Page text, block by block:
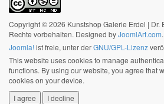
Copyright © 2026 Kunstshop Galerie Erdel | Dr.
Rechte vorbehalten. Designed byJoomlArt.com.
Joomla!ist freie, unter derGNU/GPL-Lizenz
This website uses cookies to manage
functions. By using our website, you agree that
cookies on your device.
I agree
I decline